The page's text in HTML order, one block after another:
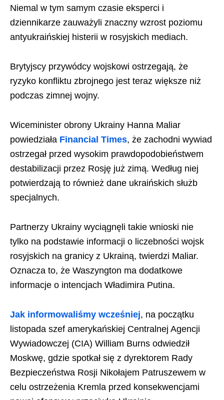
Niemal w tym samym czasie eksperci i
dziennikarze zauważyli znaczny wzrost poziomu
antyukraińskiej histerii w rosyjskich mediach.
Brytyjscy przywódcy wojskowi ostrzegają, że
ryzyko konfliktu zbrojnego jest teraz większe niż
podczas zimnej wojny.
Wiceminister obrony Ukrainy Hanna Maliar
powiedziała Financial Times, że zachodni wywiad
ostrzegał przed wysokim prawdopodobieństwem
destabilizacji przez Rosję już zimą. Według niej
potwierdzają to również dane ukraińskich służb
specjalnych.
Partnerzy Ukrainy wyciągnęli takie wnioski nie
tylko na podstawie informacji o liczebności wojsk
rosyjskich na granicy z Ukrainą, twierdzi Maliar.
Oznacza to, że Waszyngton ma dodatkowe
informacje o intencjach Władimira Putina.
Jak informowaliśmy wcześniej, na początku
listopada szef amerykańskiej Centralnej Agencji
Wywiadowczej (CIA) William Burns odwiedził
Moskwę, gdzie spotkał się z dyrektorem Rady
Bezpieczeństwa Rosji Nikołajem Patruszewem w
celu ostrzeżenia Kremla przed konsekwencjami